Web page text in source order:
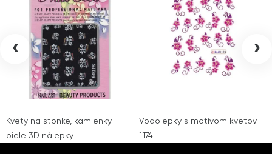
Kvety na stonke, kamienky -
biele 3D nálepky
Vodolepky s motívom kvetov –
1174
‹ ›